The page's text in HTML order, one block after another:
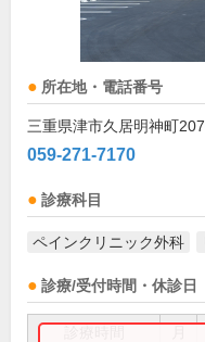
所在地・電話番号
三重県津市久居明神町
059-271-7170
診療科目
ペインクリニック外科
診療/受付時間・休診日